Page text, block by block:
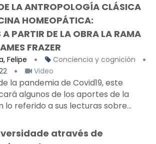
LA ANTROPOLOGÍA CLÁSICA
HOMEOPÁTICA:
A PARTIR DE LA OBRA LA RAMA
FRAZER
Felipe
Conciencia y cognición
Video
la pandemia de Covid19, este
algunos de los aportes de la
referido a sus lecturas sobre...
através de